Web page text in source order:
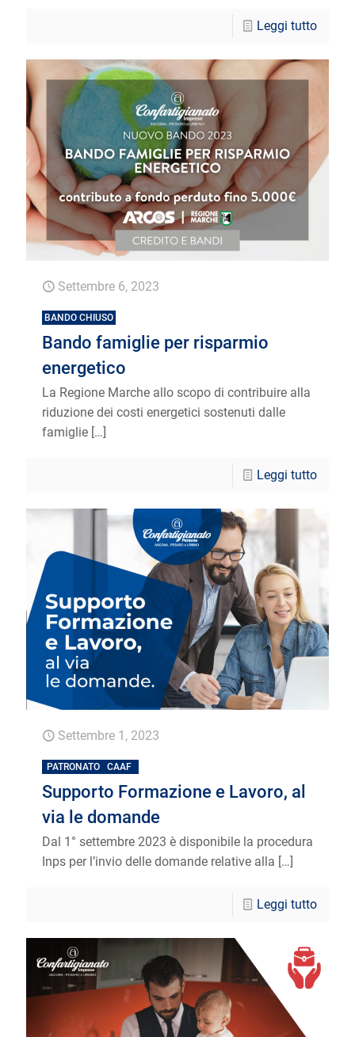
Leggi tutto
Settembre 6, 2023
BANDO CHIUSO
Bando famiglie per risparmio
energetico
La Regione Marche allo scopo di contribuire alla
riduzione dei costi energetici sostenuti dalle
famiglie […]
Leggi tutto
Settembre 1, 2023
PATRONATO CAAF
Supporto Formazione e Lavoro, al
via le domande
Dal 1° settembre 2023 è disponibile la procedura
Inps per l’invio delle domande relative alla […]
Leggi tutto